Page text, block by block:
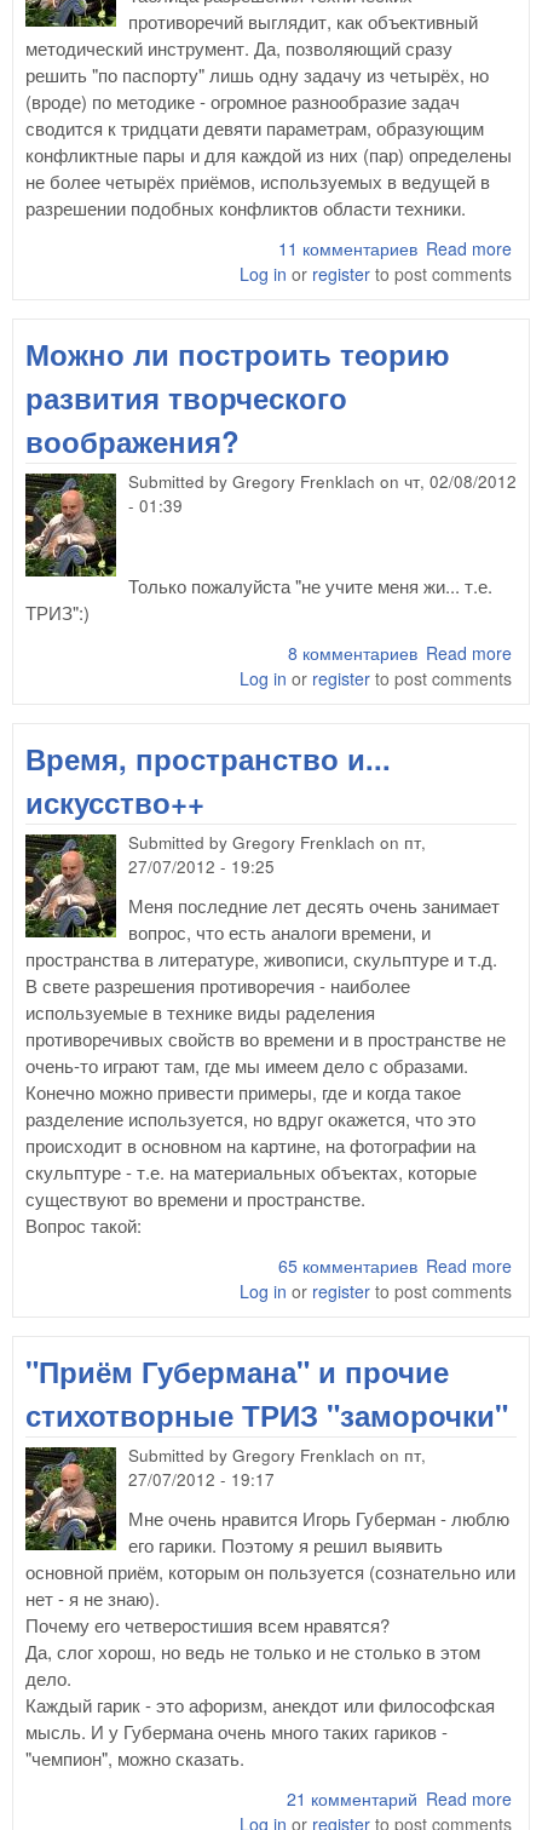
противоречий выглядит, как объективный
методический инструмент. Да, позволяющий сразу
решить "по паспорту" лишь одну задачу из четырёх, но
(вроде) по методике - огромное разнообразие задач
сводится к тридцати девяти параметрам, образующим
конфликтные пары и для каждой из них (пар) определены
не более четырёх приёмов, используемых в ведущей в
разрешении подобных конфликтов области техники.
Read more
11 комментариев
Log in or register to post comments
Можно ли построить теорию
развития творческого
воображения?
Submitted by Gregory Frenklach on чт, 02/08/2012
- 01:39
Только пожалуйста "не учите меня жи... т.е.
ТРИЗ":)
Read more
8 комментариев
Log in or register to post comments
Время, пространство и...
искусство++
Submitted by Gregory Frenklach on пт,
27/07/2012 - 19:25
Меня последние лет десять очень занимает
вопрос, что есть аналоги времени, и
пространства в литературе, живописи, скульптуре и т.д.
В свете разрешения противоречия - наиболее
используемые в технике виды раделения
противоречивых свойств во времени и в пространстве не
очень-то играют там, где мы имеем дело с образами.
Конечно можно привести примеры, где и когда такое
разделение используется, но вдруг окажется, что это
происходит в основном на картине, на фотографии на
скульптуре - т.е. на материальных объектах, которые
существуют во времени и пространстве.
Вопрос такой:
Read more
65 комментариев
Log in or register to post comments
"Приём Губермана" и прочие
стихотворные ТРИЗ "заморочки"
Submitted by Gregory Frenklach on пт,
27/07/2012 - 19:17
Мне очень нравится Игорь Губерман - люблю
его гарики. Поэтому я решил выявить
основной приём, которым он пользуется (сознательно или
нет - я не знаю).
Почему его четверостишия всем нравятся?
Да, слог хорош, но ведь не только и не столько в этом
дело.
Каждый гарик - это афоризм, анекдот или философская
мысль. И у Губермана очень много таких гариков -
"чемпион", можно сказать.
Read more
21 комментарий
Log in or register to post comments